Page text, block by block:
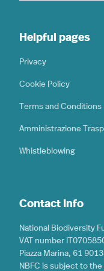
Helpful pages
Privacy
Cookie Policy
Terms and Conditions
Amministrazione
Whistleblowing
Contact Info
National Biodiversity
VAT number
Piazza Marina, 61
NBFC is subject to